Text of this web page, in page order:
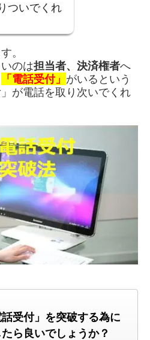
ついでくれ
。
のは担当者、 決済権者へ
「電話受付」 がいるという
が電話を取り次いでくれ
受付」を突破する為に
ら良いでしょうか？